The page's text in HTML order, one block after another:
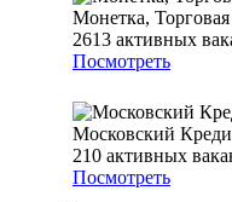
Монетка, Торговая
2613 активных
Посмотреть
Московский
210 активных
Посмотреть